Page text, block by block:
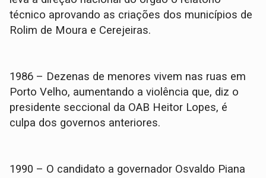
técnico aprovando as criações dos municípios de
Rolim de Moura e Cerejeiras.
1986 – Dezenas de menores vivem nas ruas em
Porto Velho, aumentando a violência que, diz o
presidente seccional da OAB Heitor Lopes, é
culpa dos governos anteriores.
1990 – O candidato a governador Osvaldo Piana